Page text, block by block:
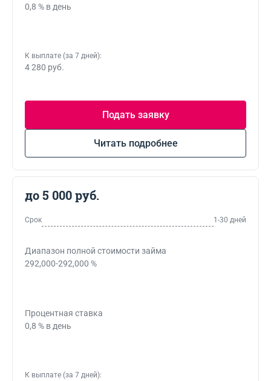
0,8 % в день
К выплате (за 7 дней):
4 280 руб.
Подать заявку
Читать подробнее
до 5 000 руб.
Срок 1-30 дней
Диапазон полной стоимости займа
292,000-292,000 %
Процентная ставка
0,8 % в день
К выплате (за 7 дней):